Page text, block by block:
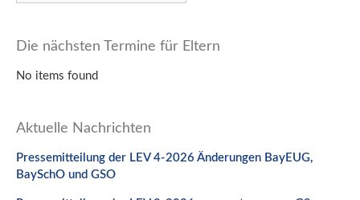
Die nächsten Termine für Eltern
No items found
Aktuelle Nachrichten
Pressemitteilung der LEV 4-2026 Änderungen BayEUG,
BaySchO und GSO